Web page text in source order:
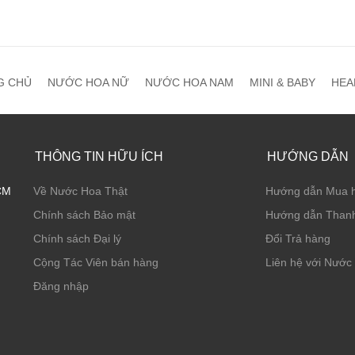
CHỦ NƯỚC HOA NỮ NƯỚC HOA NAM MINI & BABY
THÔNG TIN HỮU ÍCH
Về Nước Hoa Thật
Chính sách Bảo mật
Chính sách Đại lý
Cộng Tác Viên bán hàng
Đăng nhập
HƯỚNG DẪN
Hướng dẫn Mua
Hướng dẫn
Đổi Trả hàng
Liên hệ với Nước